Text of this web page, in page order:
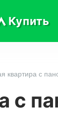
Купить
квартира с
с